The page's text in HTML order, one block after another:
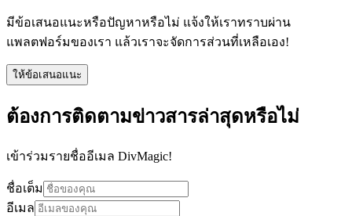
มีข้อเสนอแนะหรือปัญหาหรือไม่ แจ้งให้เราทราบผ่าน
แพลตฟอร์มของเรา แล้วเราจะจัดการส่วนที่เหลือเอง!
ให้ข้อเสนอแนะ
ต้องการติดตามข่าวสารล่าสุดหรือไม่
เข้าร่วมรายชื่ออีเมล DivMagic!
ชื่อเต็ม
อีเมล